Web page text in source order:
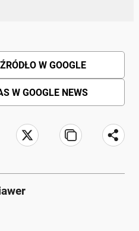
W GOOGLE
W GOOGLE NEWS